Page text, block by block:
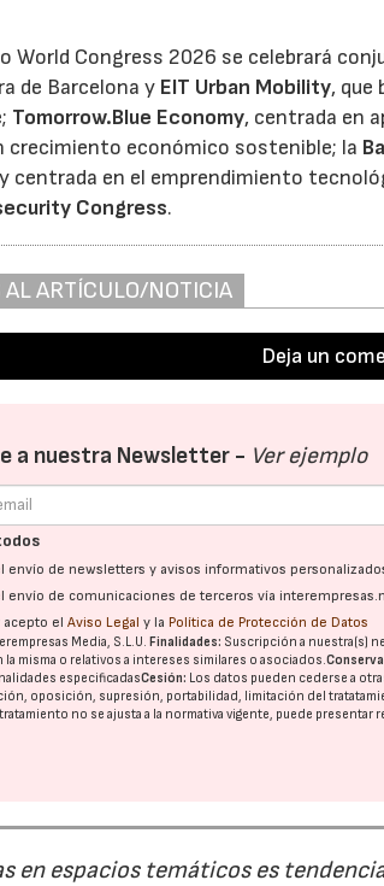
World Congress 2026 se celebrará
de Barcelona y EIT Urban Mobility, que
Tomorrow.Blue Economy, centrada en
crecimiento económico sostenible; la
centrada en el emprendimiento
Congress.
AL ARTÍCULO/NOTICIA
Deja un
a nuestra Newsletter - Ver ejemplo
envío de newsletters y avisos informativos
envío de comunicaciones de terceros vía
acepto elAviso Legal y la Política de Protección de Datos
Media, S.L.U.Finalidades: Suscripción a nuestra(s)
misma o relativos a intereses similares o asociados.
especificadasCesión: Los datos pueden cederse a
oposición, supresión, portabilidad, limitación del
no se ajusta a la normativa vigente, puede presentar
en espacios temáticos es